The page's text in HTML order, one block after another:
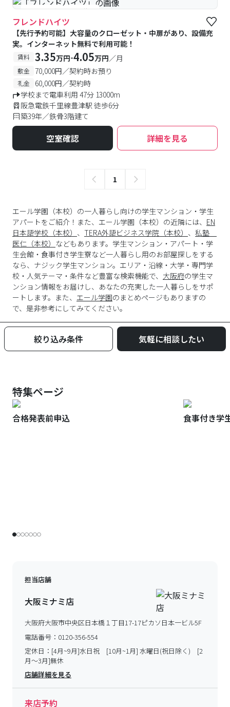
#予約受付中 #空室待ち
フレンドハイツ
【先行予約可能】大容量のクローゼット・中扉があり、設備充
実。インターネット無料で利用可能！
賃料 3.35万円-4.05万円／月
敷金 70,000円／契約時お預り
礼金
60,000円／契約時
学校まで電車利用 47分 13000m
阪急電鉄千里線豊津駅 徒歩6分
築39年／鉄骨3階建て
空室確認 詳細を見る
1
エール学園（本校）の一人暮らし向けの学生マンション・学生
アパートをご紹介！また、エール学園（本校）の近隣には、 EN
日本語学校（本校） 、 TERA外語ビジネス学院（本校） 、 私塾
医仁（本校） などもあります。学生マンション・アパート・学
生会館・食事付き学生寮など一人暮らし用のお部屋探しをする
なら、ナジック学生マンション。エリア・沿線・大学・専門学
校・人気テーマ・条件など豊富な検索機能で、 大阪府の学生マ
ンション情報をお届けし、あなたの充実した一人暮らしをサポ
ートします。また、 エール学園のまとめページもありますの
で、是非参考にしてみてください。
絞り込み条件 気軽に相談したい
特集ページ
合格発表前申込 食事付き学
担当店舗
大阪ミナミ店
大阪府大阪市中央区日本橋１丁目17-17ピカソ日本一ビル5F
電話番号： 0120-356-554
定休日： [4月~9月]水日祝 [10月~1月] 水曜日(祝日除く) [2
月～3月]無休
店舗詳細を見る
来店予約